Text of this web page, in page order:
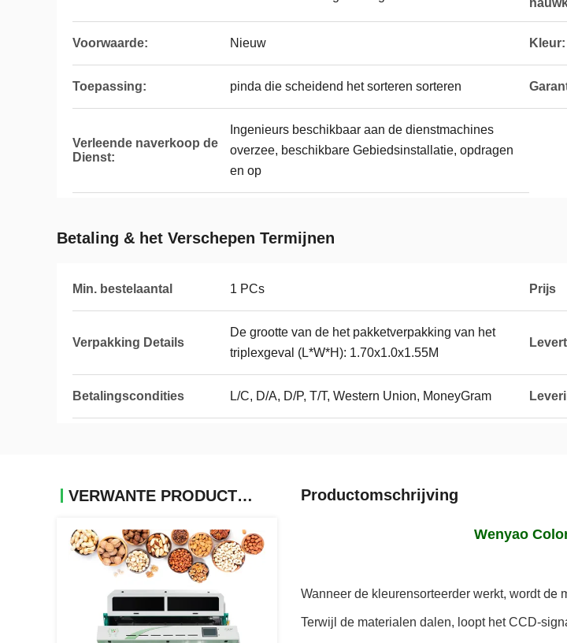
Voorwaarde: Nieuw Kleur:
Toepassing: pinda die scheidend het sorteren sorteren
Verleende naverkoop de
Dienst:
Ingenieurs beschikbaar aan de dienstmachines
overzee, beschikbare Gebiedsinstallatie, opdragen
en op
Betaling & het Verschepen Termijnen
Min. bestelaantal 1 PCs Prijs
Verpakking Details
De grootte van de het pakketverpakking van het
triplexgeval (L*W*H): 1.70x1.0x1.55M
Betalingscondities L/C, D/A, D/P, T/T, Western Union, MoneyGram
VERWANTE PRODUCTEN Productomschrijving
Wenyao
Wanneer de kleurensorteerder werkt, wordt de
Terwijl de materialen dalen, loopt het CCD-